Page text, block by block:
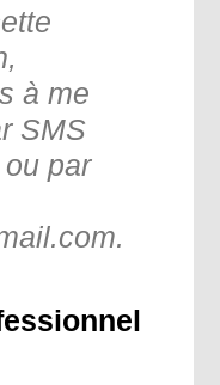
à me
SMS
par